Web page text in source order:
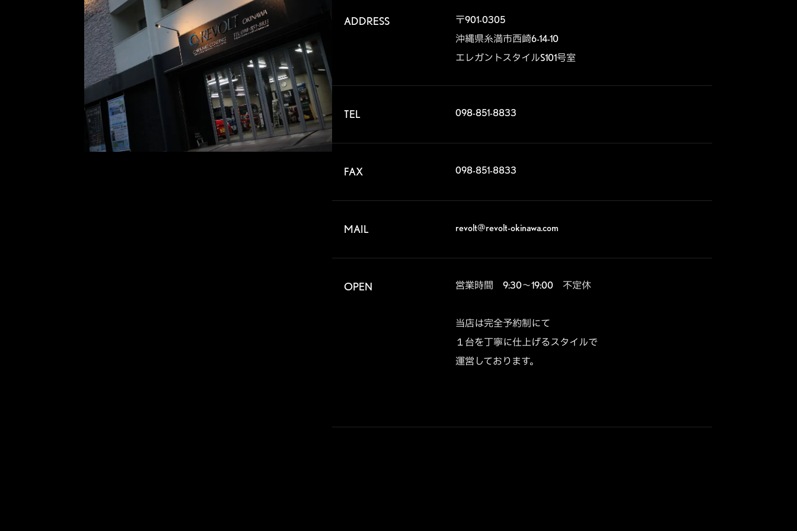
ADDRESS
〒901-0305
沖縄県糸満市西崎6-14-10
エレガントスタイルS101号室
TEL 098-851-8833
FAX 098-851-8833
MAIL revolt@revolt-okinawa.com
OPEN 営業時間　9:30～19:00　不定休
当店は完全予約制にて
１台を丁寧に仕上げるスタイルで
運営しております。